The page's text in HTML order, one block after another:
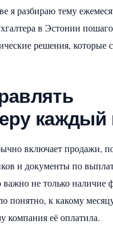
я разбираю тему
в Эстонии
решения, которые
включает продажи,
и документы по
важно не только наличие
понятно, к какому
компания её оплатила.